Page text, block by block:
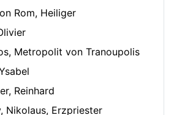
Rom, Heiliger
Metropolit von Tranoupolis
Reinhard
Nikolaus, Erzpriester